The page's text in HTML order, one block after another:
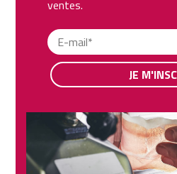
ventes.
JE